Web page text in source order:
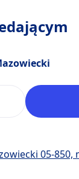
05-850,